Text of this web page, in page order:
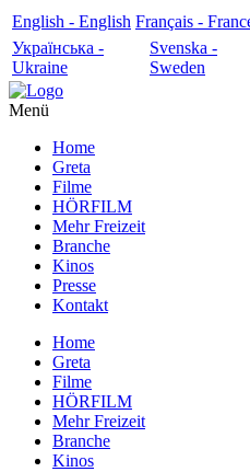
English - English Français -
Українська -
Ukraine
Svenska -
Sweden
Menü
Home
Greta
Filme
HÖRFILM
Mehr Freizeit
Branche
Kinos
Presse
Kontakt
Home
Greta
Filme
HÖRFILM
Mehr Freizeit
Branche
Kinos